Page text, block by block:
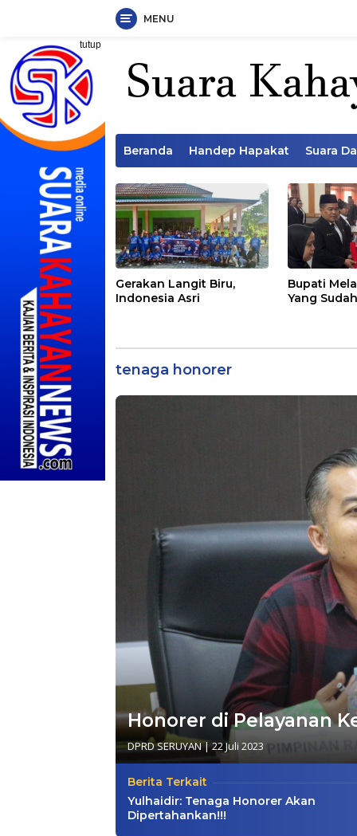
Langsung
konten
MENU
tutup
Beranda Handep Hapakat Suara
Gerakan Langit Biru,
Indonesia Asri
Bupati
Yang
tenaga honorer
Honorer di Pelayanan
DPRD SERUYAN|22 Juli 2023
Berita Terkait
Yulhaidir: Tenaga Honorer Akan
Dipertahankan!!!